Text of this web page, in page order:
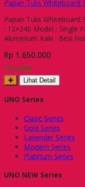
Papan Tulis Whiteboard
Papan Tulis Whiteboard
: 12×240 Model : Single
Aluminium Kaki : Besi
Rp 1.650.000
Tersedia
✚ Lihat Detail
UNO Series
Clasic Series
Gold Series
Lavender Series
Modern Series
Platinum Series
UNO NEW Series